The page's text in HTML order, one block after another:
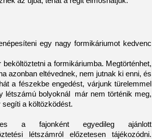
egy nagy formikáriumot kedvenc
a formikáriumba. Megtörténhet,
azonban eltévednek, nem jutnak ki enni, és
a fészekbe engedést, várjunk türelemmel
létszámú bolyoknál már nem történik meg,
segíti a költözködést.
a fajonként egyedileg ajánlott
létszámról előzetesen tájékozódni.